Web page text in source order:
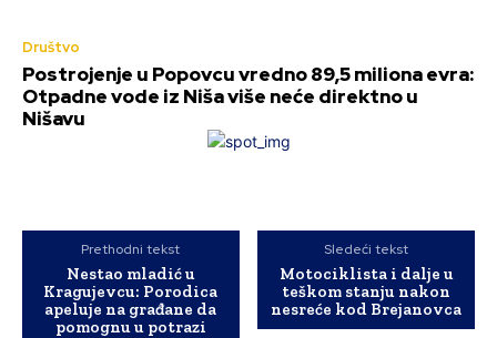
Društvo
Postrojenje u Popovcu vredno 89,5 miliona evra:
Otpadne vode iz Niša više neće direktno u
Nišavu
Prethodni tekst
Nestao mladić u
Kragujevcu: Porodica
apeluje na građane da
pomognu u potrazi
Sledeći tekst
Motociklista i dalje u
teškom stanju nakon
nesreće kod Brejanovca